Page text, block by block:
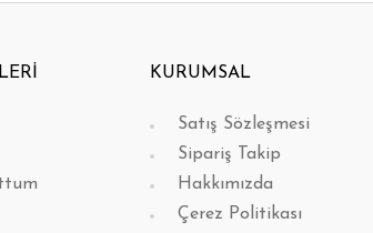
KURUMSAL
Satış Sözleşmesi
Sipariş Takip
Hakkımızda
Çerez Politikası